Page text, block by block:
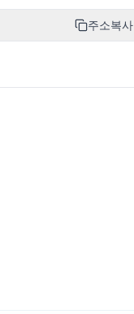
주소복사